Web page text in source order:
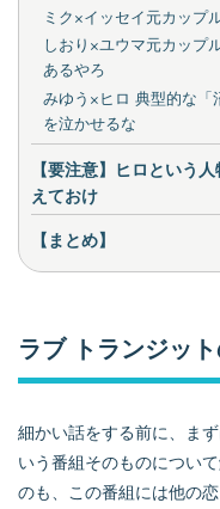
ミク×イッセイ元カップ
しおり×ユウマ元カップ
あるやろ
みゆう×ヒロ 典型的な「
を泣かせるな
【要注意】ヒロという
えておけ
【まとめ】
ラブ トランジッ
細かい話をする前に、ま
いう番組そのものについ
のも、この番組には他の